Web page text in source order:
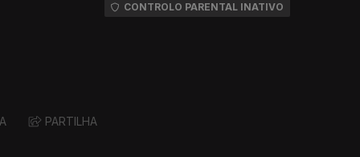
CONTROLO PARENTAL INATIVO
PARTILHA